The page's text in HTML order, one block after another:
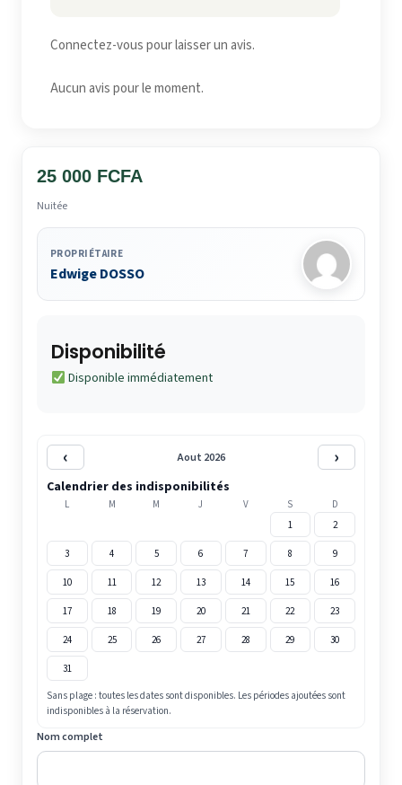
Connectez-vous pour laisser un avis.
Aucun avis pour le moment.
25 000 FCFA
Nuitée
PROPRIÉTAIRE
Edwige DOSSO
Disponibilité
Disponible immédiatement
‹ Aout 2026 ›
Calendrier des indisponibilités
L M M J V S
D
1
2
3 4 5 6 7 8 9
10 11 12 13 14 15 16
17 18 19 20 21 22 23
24 25 26 27 28 29 30
31
Sans plage : toutes les dates sont disponibles. Les périodes ajoutées sont
indisponibles à la réservation.
Nom complet